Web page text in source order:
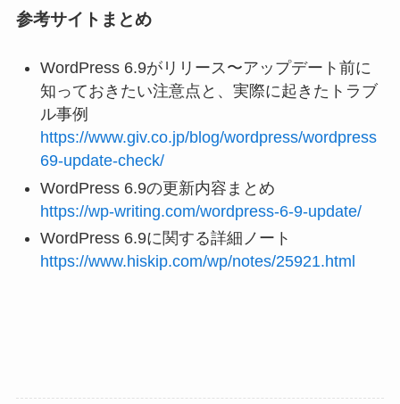
参考サイトまとめ
WordPress 6.9がリリース〜アップデート前に
知っておきたい注意点と、実際に起きたトラブ
ル事例
https://www.giv.co.jp/blog/wordpress/wordpress
69-update-check/
WordPress 6.9の更新内容まとめ
https://wp-writing.com/wordpress-6-9-update/
WordPress 6.9に関する詳細ノート
https://www.hiskip.com/wp/notes/25921.html